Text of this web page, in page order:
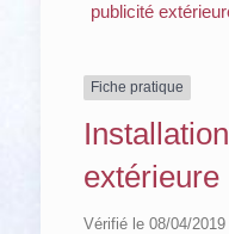
publicité
Fiche pratique
extérieure
Vérifié le 08/04/